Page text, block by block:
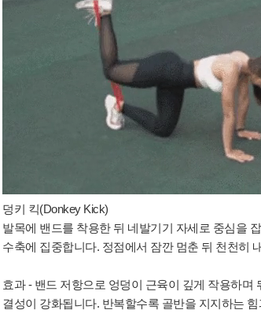
덩키 킥(Donkey Kick)
발목에 밴드를 착용한 뒤 네발기기 자세로 중심을
수축에 집중합니다. 정점에서 잠깐 멈춘 뒤 천천히
효과 - 밴드 저항으로 엉덩이 근육이 깊게 작용하
결성이 강화됩니다. 반복할수록 골반을 지지하는